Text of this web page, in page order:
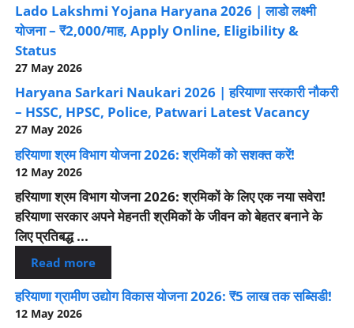
Lado Lakshmi Yojana Haryana 2026 | लाडो लक्ष्मी
योजना – ₹2,000/माह, Apply Online, Eligibility &
Status
27 May 2026
Haryana Sarkari Naukari 2026 | हरियाणा सरकारी नौकरी
– HSSC, HPSC, Police, Patwari Latest Vacancy
27 May 2026
हरियाणा श्रम विभाग योजना 2026: श्रमिकों को सशक्त करें!
12 May 2026
हरियाणा श्रम विभाग योजना 2026: श्रमिकों के लिए एक नया सवेरा!
हरियाणा सरकार अपने मेहनती श्रमिकों के जीवन को बेहतर बनाने के
लिए प्रतिबद्ध ...
Read more
हरियाणा ग्रामीण उद्योग विकास योजना 2026: ₹5 लाख तक सब्सिडी!
12 May 2026